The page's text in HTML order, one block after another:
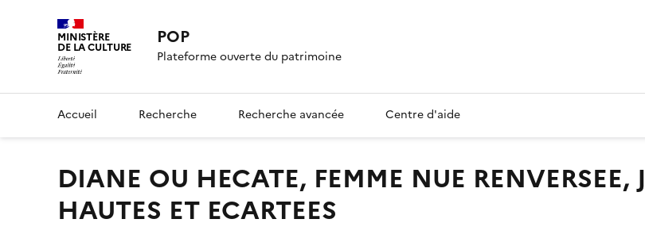
MINISTÈRE
DE LA CULTURE POP
Plateforme ouverte du patrimoine
Accueil Recherche Recherche avancée Centre d'aide
DIANE OU HECATE, FEMME NUE RENVERSEE, JAMBES
HAUTES ET ECARTEES